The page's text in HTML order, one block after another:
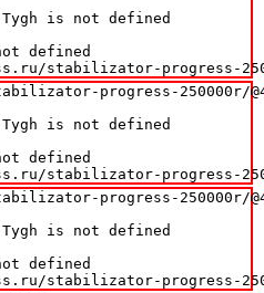
Tygh is not defined
defined
stabilizator-progress-
progress-250000r/
Tygh is not defined
defined
stabilizator-progress-
progress-250000r/
Tygh is not defined
defined
stabilizator-progress-